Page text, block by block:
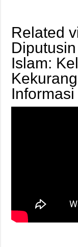
Related
Islam:
Informasi